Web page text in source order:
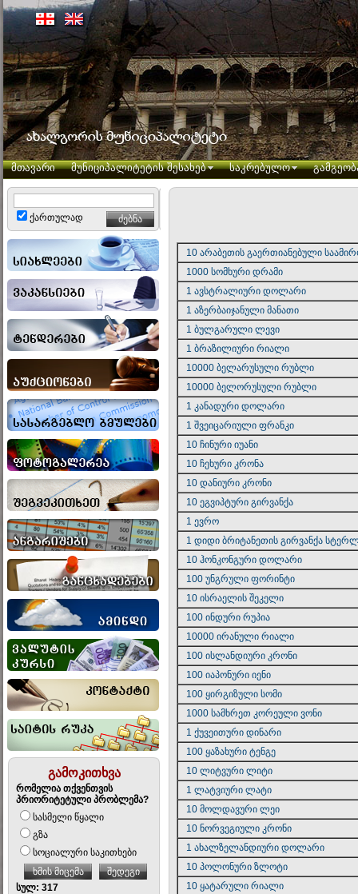
მთავარი მუნიციპალიტეტის შესახებ საკრებულო
ქართულად
გამოკითხვა
რომელია თქვენთვის
პრიორიტეტული პრობლემა?
სასმელი წყალი
გზა
სოციალური საკითხები
ხმის მიცემა
შედეგი
სულ: 317
10 არაბეთის გაერთიანებული
1000 სომხური დრამი
1 ავსტრალიური დოლარი
1 აზერბაიჯანული მანათი
1 ბულგარული ლევი
1 ბრაზილიური რიალი
10000 ბელარუსული რუბლი
10000 ბელორუსული რუბლი
1 კანადური დოლარი
1 შვეიცარიული ფრანკი
10 ჩინური იუანი
10 ჩეხური კრონა
10 დანიური კრონი
10 ეგვიპტური გირვანქა
1 ევრო
1 დიდი ბრიტანეთის გირვანქა
10 ჰონკონგური დოლარი
100 უნგრული ფორინტი
10 ისრაელის შეკელი
100 ინდური რუპია
10000 ირანული რიალი
100 ისლანდიური კრონი
100 იაპონური იენი
100 ყირგიზული სომი
1000 სამხრეთ კორეული ვონი
1 ქუვეითური დინარი
100 ყაზახური ტენგე
10 ლიტვური ლიტი
1 ლატვიური ლატი
10 მოლდავური ლეი
10 ნორვეგიული კრონი
1 ახალზელანდიური დოლარი
10 პოლონური ზლოტი
10 ყატარული რიალი